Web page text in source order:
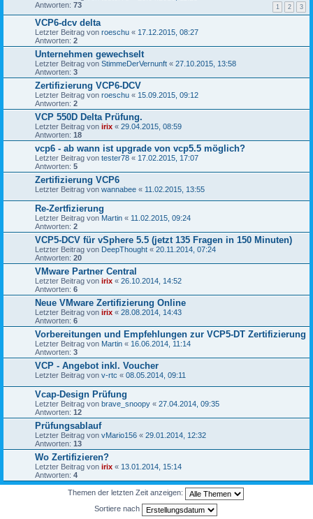
Antworten: 73 1 2 3
VCP6-dcv delta
Letzter Beitrag von roeschu « 17.12.2015, 08:27
Antworten: 2
Unternehmen gewechselt
Letzter Beitrag von StimmeDerVernunft « 27.10.2015, 13:58
Antworten: 3
Zertifizierung VCP6-DCV
Letzter Beitrag von roeschu « 15.09.2015, 09:12
Antworten: 2
VCP 550D Delta Prüfung.
Letzter Beitrag von irix « 29.04.2015, 08:59
Antworten: 18
vcp6 - ab wann ist upgrade von vcp5.5 möglich?
Letzter Beitrag von tester78 « 17.02.2015, 17:07
Antworten: 5
Zertifizierung VCP6
Letzter Beitrag von wannabee « 11.02.2015, 13:55
Re-Zertfizierung
Letzter Beitrag von Martin « 11.02.2015, 09:24
Antworten: 2
VCP5-DCV für vSphere 5.5 (jetzt 135 Fragen in 150 Minuten)
Letzter Beitrag von DeepThought « 20.11.2014, 07:24
Antworten: 20
VMware Partner Central
Letzter Beitrag von irix « 26.10.2014, 14:52
Antworten: 6
Neue VMware Zertifizierung Online
Letzter Beitrag von irix « 28.08.2014, 14:43
Antworten: 6
Vorbereitungen und Empfehlungen zur VCP5-DT Zertifizierung
Letzter Beitrag von Martin « 16.06.2014, 11:14
Antworten: 3
VCP - Angebot inkl. Voucher
Letzter Beitrag von v-rtc « 08.05.2014, 09:11
Vcap-Design Prüfung
Letzter Beitrag von brave_snoopy « 27.04.2014, 09:35
Antworten: 12
Prüfungsablauf
Letzter Beitrag von vMario156 « 29.01.2014, 12:32
Antworten: 13
Wo Zertifizieren?
Letzter Beitrag von irix « 13.01.2014, 15:14
Antworten: 4
Themen der letzten Zeit anzeigen:
Sortiere nach